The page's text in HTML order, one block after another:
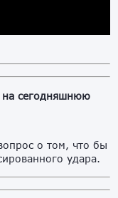
на сегодняшнюю
о том, что бы
удара.